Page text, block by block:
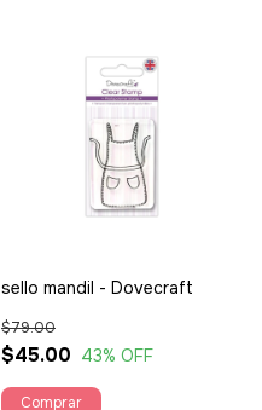
sello mandil - Dovecraft
$45.00
$79.00
43% OFF